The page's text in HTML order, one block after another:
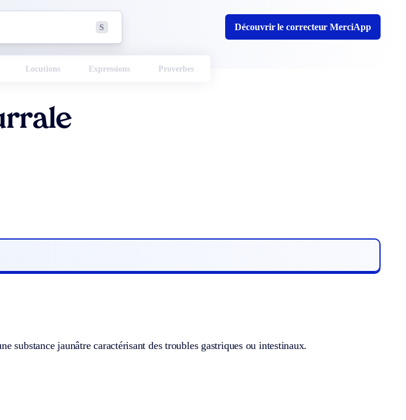
S Découvrir le correcteur MerciApp
Locutions Expressions Proverbes
substance jaunâtre caractérisant des troubles gastriques ou intestinaux.